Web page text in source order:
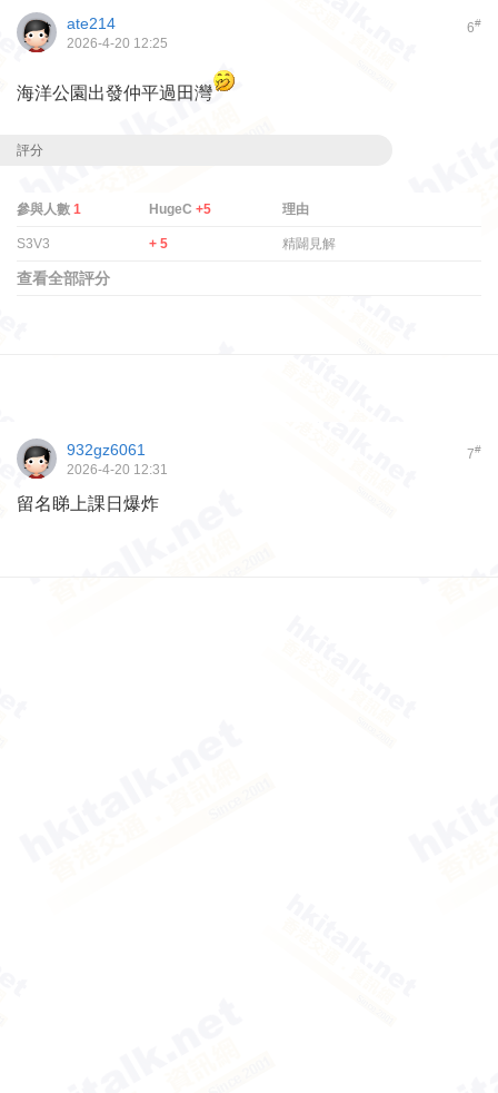
6#
ate214
2026-4-20 12:25
海洋公園出發仲平過田灣
評分
參與人數 1 HugeC+5 理由
S3V3 + 5 精闢見解
查看全部評分
7#
932gz6061
2026-4-20 12:31
留名睇上課日爆炸